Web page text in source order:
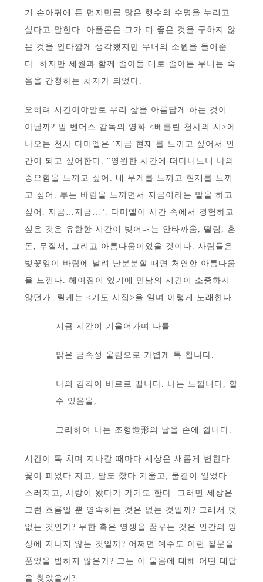
기 손아귀에 든 먼지만큼 많은 햇수의 수명을 누리고
싶다고 말한다. 아폴론은 그가 더 좋은 것을 구하지 않
은 것을 안타깝게 생각했지만 무녀의 소원을 들어준
다. 하지만 세월과 함께 졸아들 대로 졸아든 무녀는 죽
음을 간청하는 처지가 되었다.
오히려 시간이야말로 우리 삶을 아름답게 하는 것이
아닐까? 빔 벤더스 감독의 영화 <베를린 천사의 시>에
나오는 천사 다미엘은 '지금 현재'를 느끼고 싶어서 인
간이 되고 싶어한다. "영원한 시간에 떠다니느니 나의
중요함을 느끼고 싶어. 내 무게를 느끼고 현재를 느끼
고 싶어. 부는 바람을 느끼면서 지금이라는 말을 하고
싶어. 지금…지금…". 다미엘이 시간 속에서 경험하고
싶은 것은 유한한 시간이 빚어내는 안타까움, 떨림, 혼
돈, 무질서, 그리고 아름다움이었을 것이다. 사람들은
벚꽃잎이 바람에 날려 난분분할 때면 처연한 아름다움
을 느낀다. 헤어짐이 있기에 만남의 시간이 소중하지
않던가. 릴케는 <기도 시집>을 열며 이렇게 노래한다.
지금 시간이 기울어가며 나를
맑은 금속성 울림으로 가볍게 톡 칩니다.
나의 감각이 바르르 떱니다. 나는 느낍니다, 할
수 있음을,
그리하여 나는 조형造形의 날을 손에 쥡니다.
시간이 톡 치며 지나갈 때마다 세상은 새롭게 변한다.
꽃이 피었다 지고, 달도 찼다 기울고, 물결이 일었다
스러지고, 사랑이 왔다가 가기도 한다. 그러면 세상은
그런 흐름일 뿐 영속하는 것은 없는 것일까? 그래서 덧
없는 것인가? 무한 혹은 영생을 꿈꾸는 것은 인간의 망
상에 지나지 않는 것일까? 어쩌면 예수도 이런 질문을
품었을 법하지 않은가? 그는 이 물음에 대해 어떤 대답
을 찾았을까?